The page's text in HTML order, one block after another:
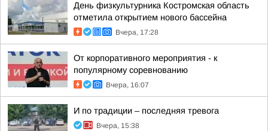
День физкультурника Костромская область
отметила открытием нового бассейна
Вчера, 17:28
От корпоративного мероприятия - к
популярному соревнованию
Вчера, 16:07
И по традиции – последняя тревога
Вчера, 15:38